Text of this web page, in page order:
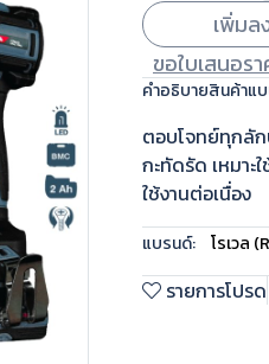
เพิ่มล
ขอใบเสนอรา
คำอธิบายสินค้าแ
ตอบโจทย์ทุกลัก
กะทัดรัด เหมาะ
ใช้งานต่อเนื่อง
แบรนด์: โรเวล
รายการโปรด